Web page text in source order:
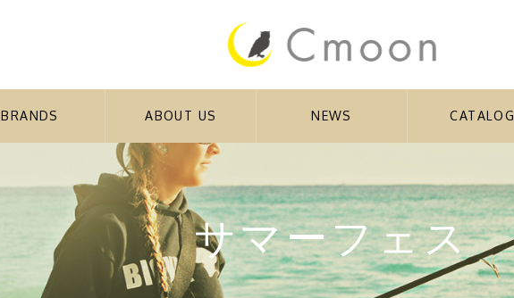
BRANDS ABOUT US NEWS CATALOG
サマーフェス